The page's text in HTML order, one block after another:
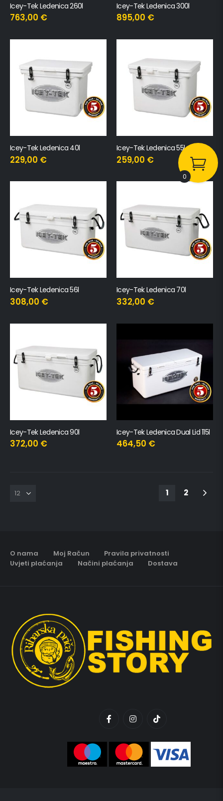
Icey-Tek Ledenica 260l
763,00 €
Icey-Tek Ledenica 300l
895,00 €
Icey-Tek Ledenica 40l
229,00 €
Icey-Tek Ledenica 55l
259,00 €
Icey-Tek Ledenica 56l
308,00 €
Icey-Tek Ledenica 70l
332,00 €
Icey-Tek Ledenica 90l
372,00 €
Icey-Tek Ledenica Dual Lid 115l
464,50 €
1 2
O nama Moj Račun
Pravila privatnosti
Uvjeti plaćanja
Načini plaćanja Dostava
0